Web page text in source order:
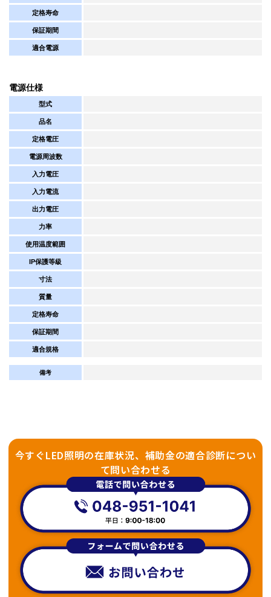
定格寿命
保証期間
適合電源
電源仕様
型式
品名
定格電圧
電源周波数
入力電圧
入力電流
出力電圧
力率
使用温度範囲
IP保護等級
寸法
質量
定格寿命
保証期間
適合規格
備考
今すぐLED照明の在庫状況、補助金の適合診断につい
て問い合わせる